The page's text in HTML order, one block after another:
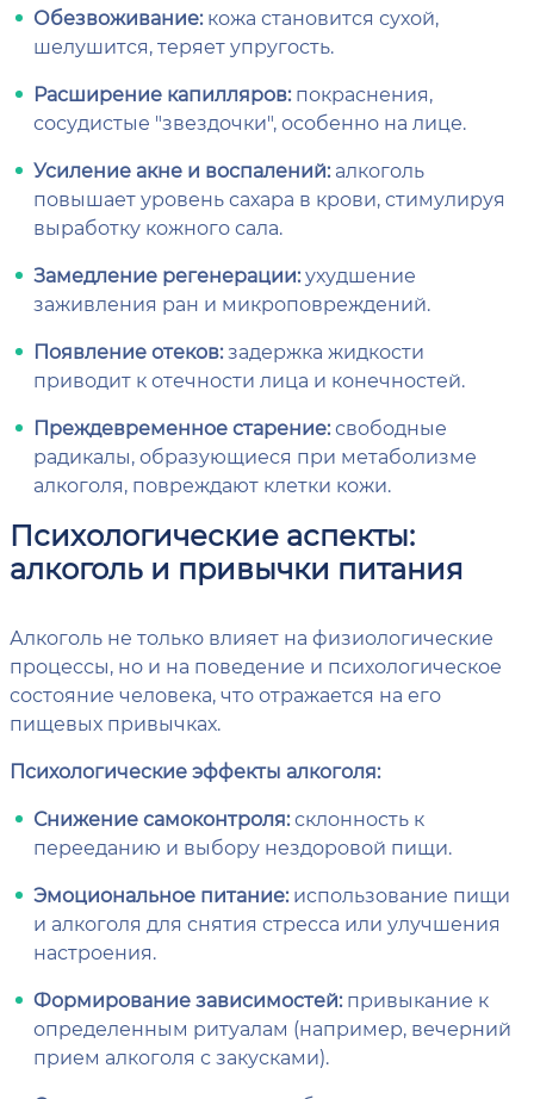
Обезвоживание:кожа становится сухой,
шелушится, теряет упругость.
Расширение капилляров:покраснения,
сосудистые "звездочки", особенно на лице.
Усиление акне и воспалений:алкоголь
повышает уровень сахара в крови, стимулируя
выработку кожного сала.
Замедление регенерации:ухудшение
заживления ран и микроповреждений.
Появление отеков:задержка жидкости
приводит к отечности лица и конечностей.
Преждевременное старение:свободные
радикалы, образующиеся при метаболизме
алкоголя, повреждают клетки кожи.
Психологические аспекты:
алкоголь и привычки питания
Алкоголь не только влияет на физиологические
процессы, но и на поведение и психологическое
состояние человека, что отражается на его
пищевых привычках.
Психологические эффекты алкоголя:
Снижение самоконтроля:склонность к
перееданию и выбору нездоровой пищи.
Эмоциональное питание:использование пищи
и алкоголя для снятия стресса или улучшения
настроения.
Формирование зависимостей:привыкание к
определенным ритуалам (например, вечерний
прием алкоголя с закусками).